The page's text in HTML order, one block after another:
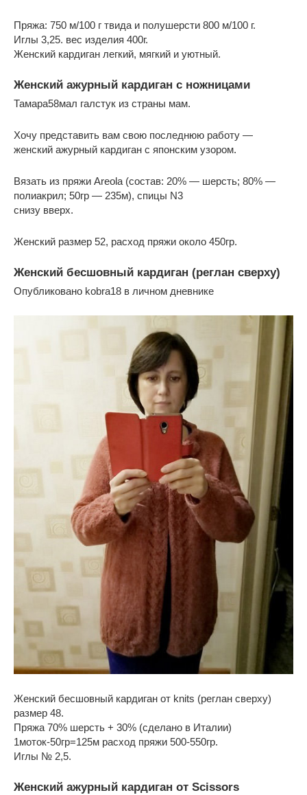
Пряжа: 750 м/100 г твида и полушерсти 800 м/100 г.
Иглы 3,25. вес изделия 400г.
Женский кардиган легкий, мягкий и уютный.
Женский ажурный кардиган с ножницами
Тамара58мал галстук из страны мам.
Хочу представить вам свою последнюю работу —
женский ажурный кардиган с японским узором.
Вязать из пряжи Areola (состав: 20% — шерсть; 80% —
полиакрил; 50гр — 235м), спицы N3
снизу вверх.
Женский размер 52, расход пряжи около 450гр.
Женский бесшовный кардиган (реглан сверху)
Опубликовано kobra18 в личном дневнике
Женский бесшовный кардиган от knits (реглан сверху)
размер 48.
Пряжа 70% шерсть + 30% (сделано в Италии)
1моток-50гр=125м расход пряжи 500-550гр.
Иглы № 2,5.
Женский ажурный кардиган от Scissors